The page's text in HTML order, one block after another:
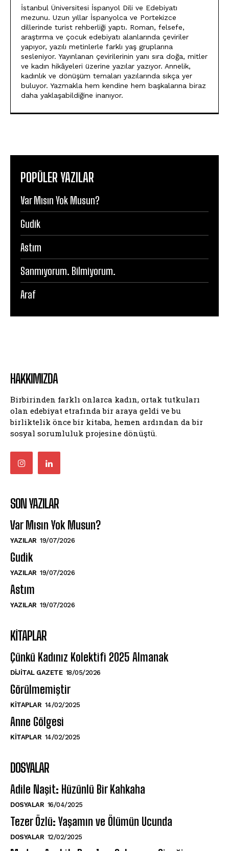
İstanbul Üniversitesi İspanyol Dili ve Edebiyatı
mezunu. Uzun yıllar İspanyolca ve Portekizce
dillerinde turist rehberliği yaptı. Roman, felsefe,
araştırma ve çocuk edebiyatı alanlarında çeviriler
yapıyor, yazılı metinlerle farklı yaş gruplarına
sesleniyor. Yayınlanan çevirilerinin yanı sıra doğa, mitler
ve kadın hikâyeleri üzerine yazılar yazıyor. Annelik,
kadınlık ve dönüşüm temaları yazılarında sıkça yer
buluyor. Yazmakla hem kendine hem başkalarına biraz
daha yaklaşabildiğine inanıyor.
POPÜLER YAZILAR
Var Mısın Yok Musun?
Gudik
Astım
Sanmıyorum. Bilmiyorum.
Araf
HAKKIMIZDA
Birbirinden farklı onlarca kadın, ortak tutkuları
olan edebiyat etrafında bir araya geldi ve bu
birliktelik önce bir kitaba, hemen ardından da bir
sosyal sorumluluk projesine dönüştü.
SON YAZILAR
Var Mısın Yok Musun?
YAZILAR 19/07/2026
Gudik
YAZILAR 19/07/2026
Astım
YAZILAR 19/07/2026
KITAPLAR
Çünkü Kadınız Kolektifi 2025 Almanak
DIJITAL GAZETE 18/05/2026
Görülmemiştir
KITAPLAR 14/02/2025
Anne Gölgesi
KITAPLAR 14/02/2025
DOSYALAR
Adile Naşit: Hüzünlü Bir Kahkaha
DOSYALAR 16/04/2025
Tezer Özlü: Yaşamın ve Ölümün Ucunda
DOSYALAR 12/02/2025